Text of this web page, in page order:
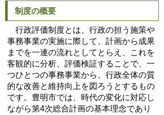
制度の概要
行政評価制度とは、行政の担う施策や
事務事業の実施に際して、計画から成果
までを一連の流れとしてとらえ、これを
客観的に分析、評価検証することで、一
つひとつの事務事業から、行政全体の質
的な改善と維持向上を図ろうとするもの
です。豊明市では、時代の変化に対応し
ながら第4次総合計画の基本理念であり